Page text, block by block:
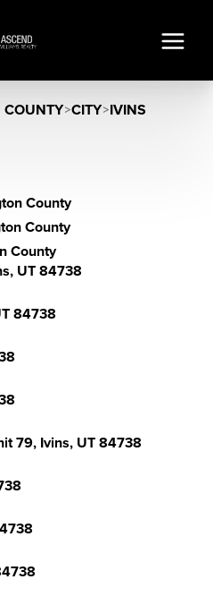
COUNTY>CITY>IVINS
County
County
County
UT 84738
84738
79, Ivins, UT 84738